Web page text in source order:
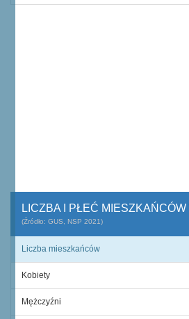
LICZBA I PŁEĆ
(Źródło: GUS, NSP 2021)
Liczba mieszkańców
Kobiety
Mężczyźni